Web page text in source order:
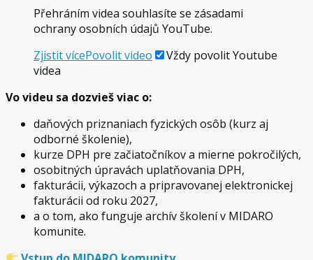
Přehráním videa souhlasíte se zásadami
ochrany osobních údajů YouTube.
Zjistit vícePovolit video
Vždy povolit Youtube
videa
Vo videu sa dozvieš viac o:
daňových priznaniach fyzických osôb (kurz aj
odborné školenie),
kurze DPH pre začiatočníkov a mierne pokročilých,
osobitných úpravách uplatňovania DPH,
fakturácii, výkazoch a pripravovanej elektronickej
fakturácii od roku 2027,
a o tom, ako funguje archív školení v MIDARO
komunite.